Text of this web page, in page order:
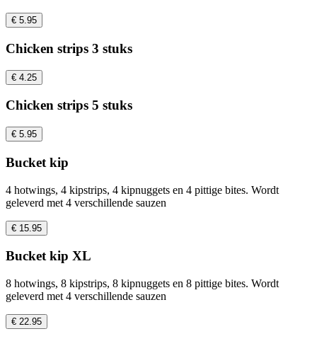
€ 5.95
Chicken strips 3 stuks
€ 4.25
Chicken strips 5 stuks
€ 5.95
Bucket kip
4 hotwings, 4 kipstrips, 4 kipnuggets en 4 pittige bites. Wordt
geleverd met 4 verschillende sauzen
€ 15.95
Bucket kip XL
8 hotwings, 8 kipstrips, 8 kipnuggets en 8 pittige bites. Wordt
geleverd met 4 verschillende sauzen
€ 22.95